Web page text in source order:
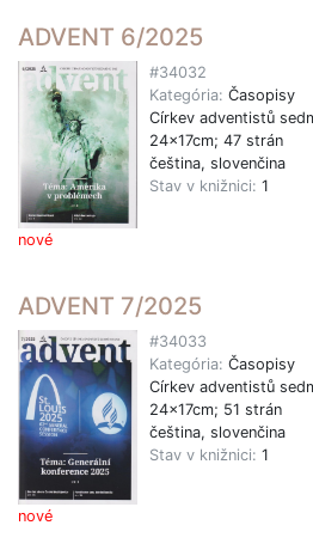
ADVENT 6/2025
nové
#34032
Kategória: Časopisy
Církev adventistů
24x17cm; 47 strán
čeština, slovenčina
Stav v knižnici: 1
ADVENT 7/2025
nové
#34033
Kategória: Časopisy
Církev adventistů
24x17cm; 51 strán
čeština, slovenčina
Stav v knižnici: 1